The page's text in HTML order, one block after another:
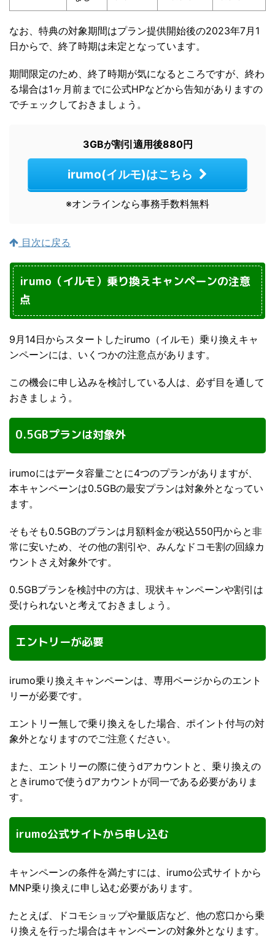
なお、特典の対象期間はプラン提供開始後の2023年7月1
日からで、終了時期は未定となっています。
期間限定のため、終了時期が気になるところですが、終わ
る場合は1ヶ月前までに公式HPなどから告知がありますの
でチェックしておきましょう。
3GBが割引適用後880円
irumo(イルモ)はこちら
※オンラインなら事務手数料無料
目次に戻る
irumo（イルモ）乗り換えキャンペーンの注意
点
9月14日からスタートしたirumo（イルモ）乗り換えキャ
ンペーンには、いくつかの注意点があります。
この機会に申し込みを検討している人は、必ず目を通して
おきましょう。
0.5GBプランは対象外
irumoにはデータ容量ごとに4つのプランがありますが、
本キャンペーンは0.5GBの最安プランは対象外となってい
ます。
そもそも0.5GBのプランは月額料金が税込550円からと非
常に安いため、その他の割引や、みんなドコモ割の回線カ
ウントさえ対象外です。
0.5GBプランを検討中の方は、現状キャンペーンや割引は
受けられないと考えておきましょう。
エントリーが必要
irumo乗り換えキャンペーンは、専用ページからのエント
リーが必要です。
エントリー無しで乗り換えをした場合、ポイント付与の対
象外となりますのでご注意ください。
また、エントリーの際に使うdアカウントと、乗り換えの
ときirumoで使うdアカウントが同一である必要がありま
す。
irumo公式サイトから申し込む
キャンペーンの条件を満たすには、irumo公式サイトから
MNP乗り換えに申し込む必要があります。
たとえば、ドコモショップや量販店など、他の窓口から乗
り換えを行った場合はキャンペーンの対象外となります。